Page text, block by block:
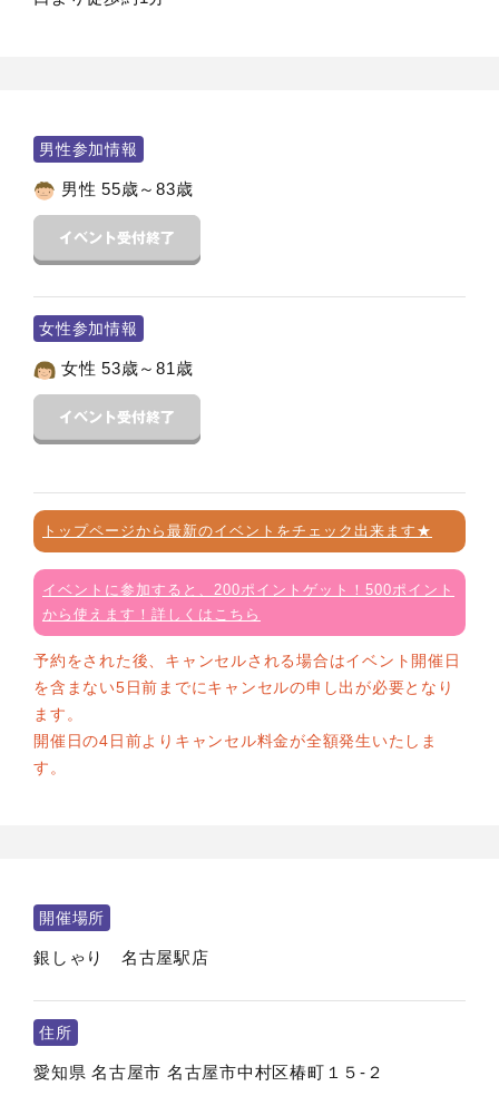
男性参加情報
男性 55歳～83歳
女性参加情報
女性 53歳～81歳
トップページから最新のイベントをチェック出来ます★
イベントに参加すると、200ポイントゲット！500ポイント
から使えます！詳しくはこちら
予約をされた後、キャンセルされる場合はイベント開催日
を含まない5日前までにキャンセルの申し出が必要となり
ます。
開催日の4日前よりキャンセル料金が全額発生いたしま
す。
開催場所
銀しゃり 名古屋駅店
住所
愛知県 名古屋市 名古屋市中村区椿町１５-２